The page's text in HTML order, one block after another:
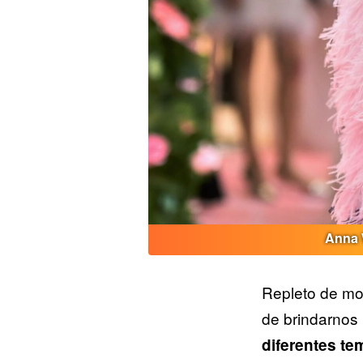
Anna
Repleto de
de
diferentes